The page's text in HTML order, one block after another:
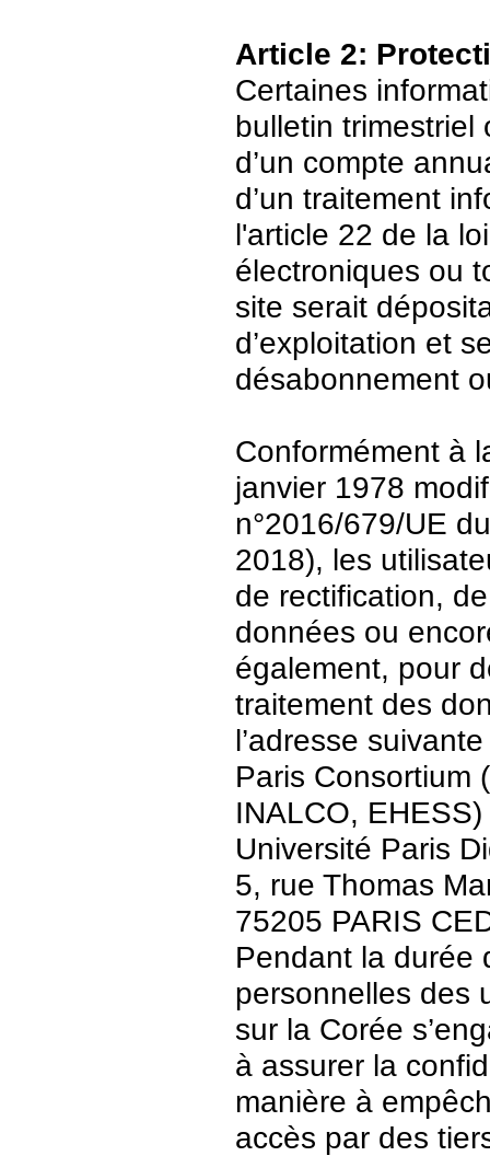
Article 2:
Certaines
bulletin trimestriel
d’un compte
d’un traitement
l'article 22 de la
électroniques ou
site serait
d’exploitation et
désabonnement
Conformément à
janvier 1978
n°2016/679/UE
2018), les
de rectification,
données ou
également, pour
traitement des
l’adresse
Paris Consortium
INALCO, EHESS)
Université Paris
5, rue Thomas
75205 PARIS
Pendant la durée
personnelles des
sur la Corée
à assurer la
manière à
accès par des